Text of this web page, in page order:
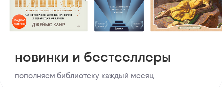
новинки и бестселлеры
пополняем библиотеку каждый месяц